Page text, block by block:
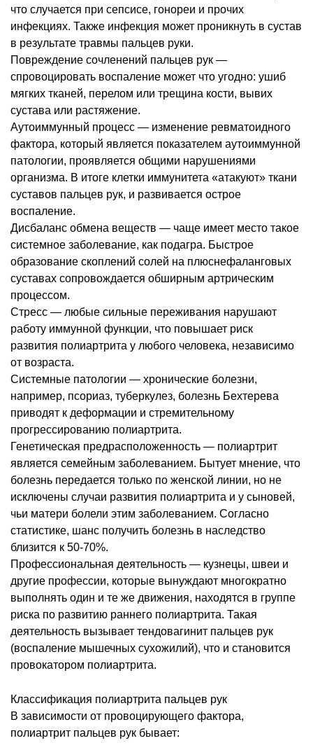
что случается при сепсисе, гонореи и прочих
инфекциях. Также инфекция может проникнуть в сустав
в результате травмы пальцев руки.
Повреждение сочленений пальцев рук ―
спровоцировать воспаление может что угодно: ушиб
мягких тканей, перелом или трещина кости, вывих
сустава или растяжение.
Аутоиммунный процесс ― изменение ревматоидного
фактора, который является показателем аутоиммунной
патологии, проявляется общими нарушениями
организма. В итоге клетки иммунитета «атакуют» ткани
суставов пальцев рук, и развивается острое
воспаление.
Дисбаланс обмена веществ ― чаще имеет место такое
системное заболевание, как подагра. Быстрое
образование скоплений солей на плюснефаланговых
суставах сопровождается обширным артрическим
процессом.
Стресс ― любые сильные переживания нарушают
работу иммунной функции, что повышает риск
развития полиартрита у любого человека, независимо
от возраста.
Системные патологии ― хронические болезни,
например, псориаз, туберкулез, болезнь Бехтерева
приводят к деформации и стремительному
прогрессированию полиартрита.
Генетическая предрасположенность ― полиартрит
является семейным заболеванием. Бытует мнение, что
болезнь передается только по женской линии, но не
исключены случаи развития полиартрита и у сыновей,
чьи матери болели этим заболеванием. Согласно
статистике, шанс получить болезнь в наследство
близится к 50-70%.
Профессиональная деятельность ― кузнецы, швеи и
другие профессии, которые вынуждают многократно
выполнять один и те же движения, находятся в группе
риска по развитию раннего полиартрита. Такая
деятельность вызывает тендовагинит пальцев рук
(воспаление мышечных сухожилий), что и становится
провокатором полиартрита.
Классификация полиартрита пальцев рук
В зависимости от провоцирующего фактора,
полиартрит пальцев рук бывает: